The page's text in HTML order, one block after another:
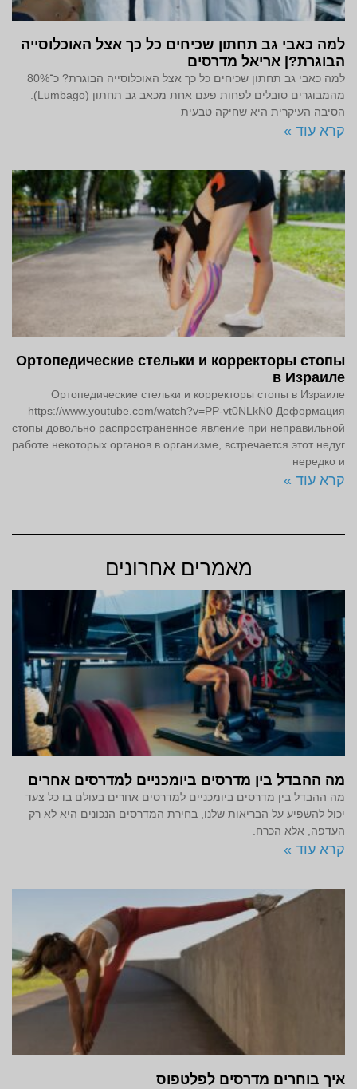
למה כאבי גב תחתון שכיחים כל כך אצל האוכלוסייה
הבוגרת?| אריאל מדרסים
למה כאבי גב תחתון שכיחים כל כך אצל האוכלוסייה הבוגרת? כ־80%
מהמבוגרים סובלים לפחות פעם אחת מכאב גב תחתון (Lumbago).
הסיבה העיקרית היא שחיקה טבעית
קרא עוד »
Ортопедические стельки и корректоры стопы
в Израиле
Ортопедические стельки и корректоры стопы в Израиле
https://www.youtube.com/watch?v=PP-vt0NLkN0 Деформация
стопы довольно распространенное явление при неправильной
работе некоторых органов в организме, встречается этот недуг
нередко и
קרא עוד »
מאמרים אחרונים
מה ההבדל בין מדרסים ביומכניים למדרסים אחרים
מה ההבדל בין מדרסים ביומכניים למדרסים אחרים בעולם בו כל צעד
יכול להשפיע על הבריאות שלנו, בחירת המדרסים הנכונים היא לא רק
העדפה, אלא הכרח.
קרא עוד »
איך בוחרים מדרסים לפלטפוס